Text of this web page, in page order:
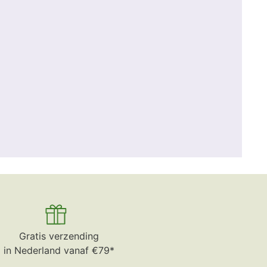
Gratis verzending
in Nederland vanaf €79*